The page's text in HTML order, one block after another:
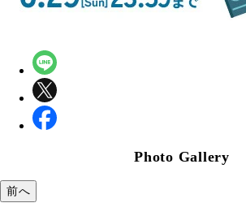
Photo Gallery
前へ